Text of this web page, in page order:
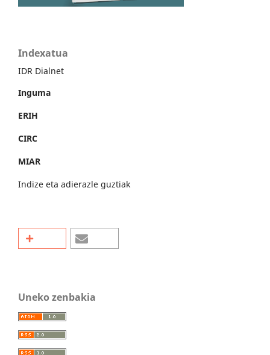
Indexatua
IDR Dialnet
Inguma
ERIH
CIRC
MIAR
Indize eta adierazle guztiak
Uneko zenbakia